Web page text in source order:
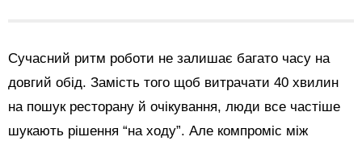
Сучасний ритм роботи не залишає багато часу на
довгий обід. Замість того щоб витрачати 40 хвилин
на пошук ресторану й очікування, люди все частіше
шукають рішення “на ходу”. Але компроміс між